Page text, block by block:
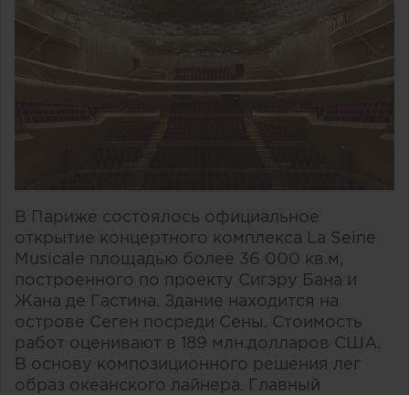
В Париже состоялось официальное
открытие концертного комплекса La Seine
Musicale площадью более 36 000 кв.м,
построенного по проекту Сигэру Бана и
Жана де Гастина. Здание находится на
острове Сеген посреди Сены. Стоимость
работ оценивают в 189 млн.долларов США.
В основу композиционного решения лег
образ океанского лайнера. Главный